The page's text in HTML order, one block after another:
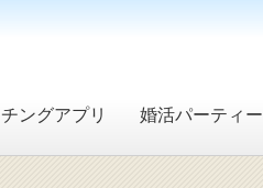
ングアプリ 婚活パーティー